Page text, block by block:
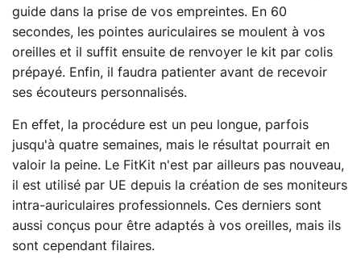
guide dans la prise de vos empreintes. En 60
secondes, les pointes auriculaires se moulent à vos
oreilles et il suffit ensuite de renvoyer le kit par colis
prépayé. Enfin, il faudra patienter avant de recevoir
ses écouteurs personnalisés.
En effet, la procédure est un peu longue, parfois
jusqu'à quatre semaines, mais le résultat pourrait en
valoir la peine. Le FitKit n'est par ailleurs pas nouveau,
il est utilisé par UE depuis la création de ses moniteurs
intra-auriculaires professionnels. Ces derniers sont
aussi conçus pour être adaptés à vos oreilles, mais ils
sont cependant filaires.